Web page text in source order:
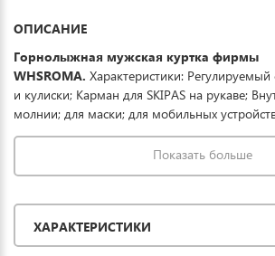
ОПИСАНИЕ
Горнолыжная мужская куртка фирмы
WHSROMA. Характеристики:
и кулиски; Карман для SKIPAS на рукаве;
молнии; для маски; для мобильных
юбка; Ветро-защитные манжеты внутри
молнии.Ткань обработана
снаружи и антибактериальной - внутри.
снеге или ледяном дожде и оперативно
наружу, сохраняя тепло и комфорт. Купить
куртку можно для повседневной носки,
Показать больше
ХАРАКТЕРИСТИКИ